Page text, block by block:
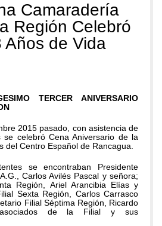
Camaradería
Región Celebró
Años de Vida
TERCER ANIVERSARIO
2015 pasado, con asistencia de
celebró Cena Aniversario de la
del Centro Español de Rancagua.
se encontraban Presidente
Carlos Avilés Pascal y señora;
Región, Ariel Arancibia Elías y
Sexta Región, Carlos Carrasco
Filial Séptima Región, Ricardo
asociados de la Filial y sus